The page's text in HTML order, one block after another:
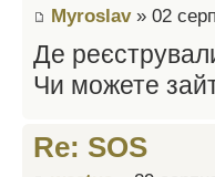
Myroslav» 02
Де
Чи можете
Re: SOS